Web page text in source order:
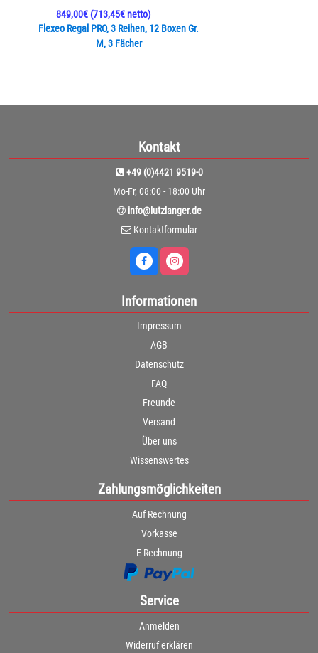
Flexeo Regal PRO, 3 Reihen, 12 Boxen Gr.
M, 3 Fächer
849,00€(713,45€ netto)
Kontakt
+49 (0)4421 9519-0
Mo-Fr, 08:00 - 18:00 Uhr
info@lutzlanger.de
Kontaktformular
Informationen
Impressum
AGB
Datenschutz
FAQ
Freunde
Versand
Über uns
Wissenswertes
Zahlungsmöglichkeiten
Auf Rechnung
Vorkasse
E-Rechnung
Service
Anmelden
Widerruf erklären